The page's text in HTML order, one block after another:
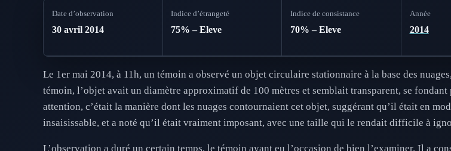
Date d’observation
30 avril 2014
Indice d’étrangeté
75% – Eleve
Indice de consistance
70% – Eleve
Année
2014
Le 1er mai 2014, à 11h, un témoin a observé un objet circulaire stationnaire à la base des
témoin, l’objet avait un diamètre approximatif de 100 mètres et semblait transparent, se
attention, c’était la manière dont les nuages contournaient cet objet, suggérant qu’il était en
insaisissable, et a noté qu’il était vraiment imposant, avec une taille qui le rendait difficile à
L’observation a duré un certain temps, le témoin ayant eu l’occasion de bien l’examiner. Il a